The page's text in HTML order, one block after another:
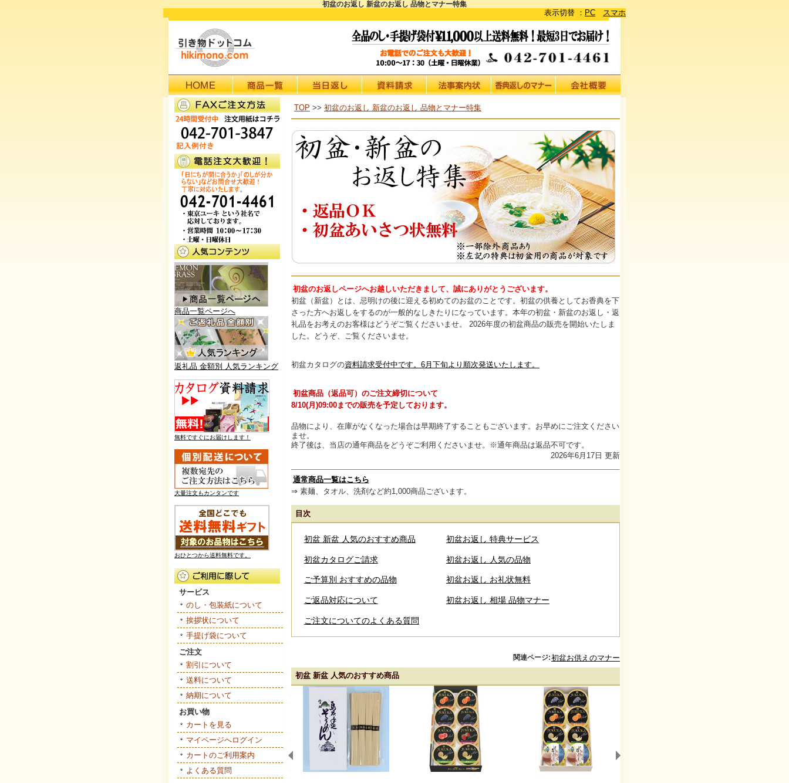
初盆のお返し 新盆のお返し 品物とマナー特集
表示切替 ： PC スマホ
TOP >> 初盆のお返し 新盆のお返し 品物とマナー特集
初盆のお返しページへお越しいただきまして、誠にありがとうございます。
初盆（新盆）とは、忌明けの後に迎える初めてのお盆のことです。初盆の供養としてお香典を下
さった方へお返しをするのが一般的なしきたりになっています。本年の初盆・新盆のお返し・返
礼品をお考えのお客様はどうぞご覧くださいませ。 2026年度の初盆商品の販売を開始いたしま
した。どうぞ、ご覧くださいませ。
初盆カタログの資料請求受付中です。6月下旬より順次発送いたします。
初盆商品（返品可）のご注文締切について
8/10(月)09:00までの販売を予定しております。
品物により、在庫がなくなった場合は早期終了することもございます。お早めにご注文ください
ませ。
終了後は、当店の通年商品をどうぞご利用くださいませ。※通年商品は返品不可です。
2026年6月17日 更新
通常商品一覧はこちら
⇒ 素麺、タオル、洗剤など約1,000商品ございます。
目次
初盆 新盆 人気のおすすめ商品 初盆お返し 特典サービス
初盆カタログご請求 初盆お返し 人気の品物
ご予算別 おすすめの品物 初盆お返し お礼状無料
ご返品対応について 初盆お返し 相場 品物マナー
ご注文についてのよくある質問
関連ページ:初盆お供えのマナー
初盆 新盆 人気のおすすめ商品
商品一覧ページへ
返礼品 金額別 人気ランキング
無料ですぐにお届けします！
大量注文もカンタンです
おひとつから送料無料です。
サービス
のし・包装紙について
挨拶状について
手提げ袋について
ご注文
割引について
送料について
納期について
お買い物
カートを見る
マイページへログイン
カートのご利用案内
よくある質問